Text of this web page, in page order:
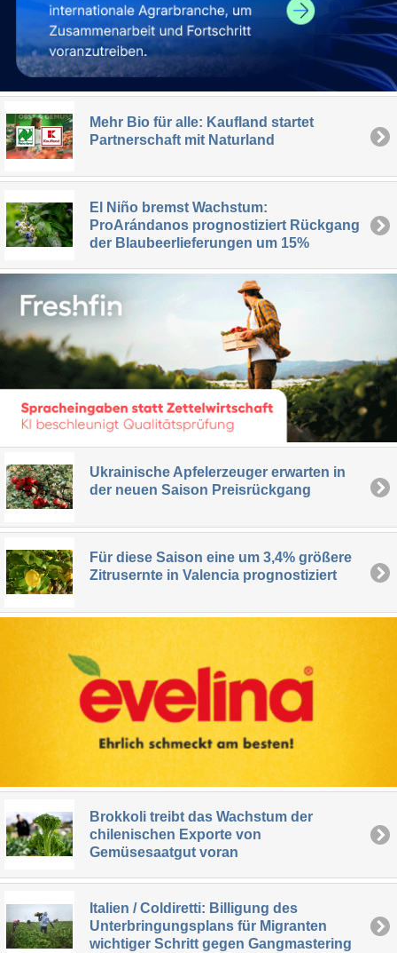
Mehr Bio für alle: Kaufland startet
Partnerschaft mit Naturland
El Niño bremst Wachstum:
ProArándanos prognostiziert Rückgang
der Blaubeerlieferungen um 15%
Ukrainische Apfelerzeuger erwarten in
der neuen Saison Preisrückgang
Für diese Saison eine um 3,4% größere
Zitrusernte in Valencia prognostiziert
Brokkoli treibt das Wachstum der
chilenischen Exporte von
Gemüsesaatgut voran
Italien / Coldiretti: Billigung des
Unterbringungsplans für Migranten
wichtiger Schritt gegen Gangmastering